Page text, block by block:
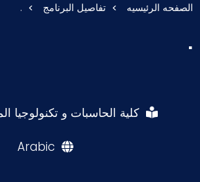
الصفحه الرئيسيه تفاصيل البرنامج .
.
كلية الحاسبات و تكنولوجيا
Arabic